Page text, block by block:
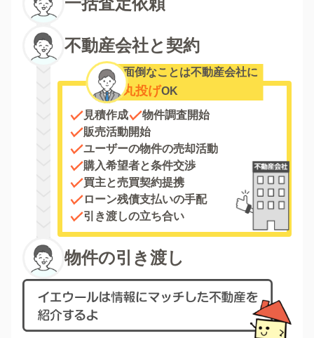
不動産会社と契約
面倒なことは不動産会社に
丸投げOK
見積作成
物件調査開始
販売活動開始
ユーザーの物件の売却活動
購入希望者と条件交渉
買主と売買契約提携
ローン残債支払いの手配
引き渡しの立ち合い
物件の引き渡し